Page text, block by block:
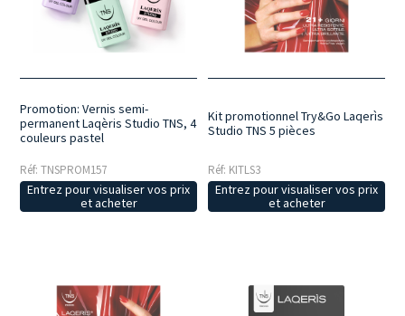
Promotion: Vernis semi-
permanent Laqèris Studio TNS, 4
couleurs pastel
Réf: TNSPROM157
Entrez pour visualiser vos prix
et acheter
Kit promotionnel Try&Go Laqerìs
Studio TNS 5 pièces
Réf: KITLS3
Entrez pour visualiser vos prix
et acheter